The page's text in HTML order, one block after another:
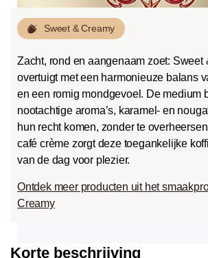
Sweet & Creamy
Zacht, rond en aangenaam zoet: Sweet
overtuigt met een harmonieuze balans
en een romig mondgevoel. De medium
nootachtige aroma’s, karamel- en
hun recht komen, zonder te
café crème zorgt deze toegankelijke
van de dag voor plezier.
Ontdek meer producten uit het
Creamy
Korte beschrijving